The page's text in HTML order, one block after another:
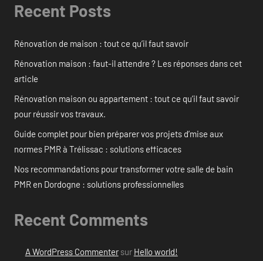
Recent Posts
Rénovation de maison : tout ce qu’il faut savoir
Rénovation maison : faut-il attendre ? Les réponses dans cet
article
Rénovation maison ou appartement : tout ce qu’il faut savoir
pour réussir vos travaux.
Guide complet pour bien préparer vos projets d’mise aux
normes PMR à Trélissac : solutions efficaces
Nos recommandations pour transformer votre salle de bain
PMR en Dordogne : solutions professionnelles
Recent Comments
A WordPress Commentersur Hello world!